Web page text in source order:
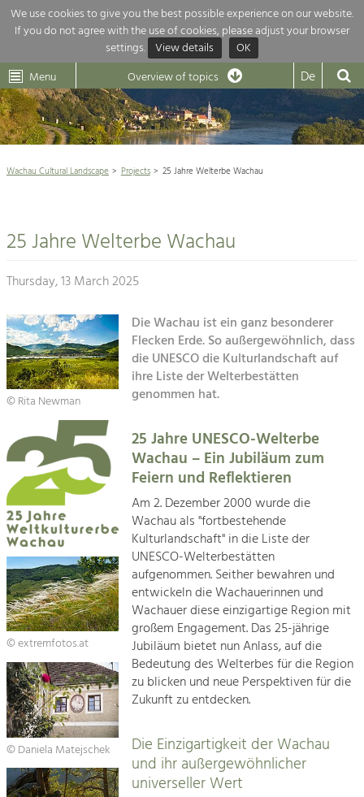
We use cookies to give you the best possible experience on our website.
If you do not agree with the use of cookies, please adjust your browser
settings. View details OK
Dunkelsteinerwald
Wachau
Cultural
Landscape
Dunkelsteinerwald Klima
Menu Overview of topics De
News
Wachau Cultural Landscape 
Rückblick 25 Jahre Jubiläum
Architecture
Agriculture & Tourism
Projects
Kirchen am Fluss
Impressum
Kontakt
Overview of topics
Development within our region is extremely diverse. Which is why we
provide you with an overview of our main topics here. For more
information, simply click on the topic to see all projects in this context.
Maintenance, Regulation and Further
Building Culture
Agriculture & Forestry
Managing and Caring for the Cultural
Landscape.
Tourism
Offer Development and Positioning
Art & Culture
Crafts, Science and Research.
Social Affairs, Education
& Identity
Equality, Youth and Integration.
Mobility & Energy
Climate Change, Public Transport and
Renewable Energy.
Economy
Increase in Regional Value Added.
Wachau Cultural Landscape Projects 25 Jahre Welterbe Wachau
25 Jahre Welterbe Wachau
Thursday, 13 March 2025
© Rita Newman
© extremfotos.at
© Daniela Matejschek
Die Wachau ist ein ganz besonderer
Flecken Erde. So außergewöhnlich, dass
die UNESCO die Kulturlandschaft auf
ihre Liste der Welterbestätten
genommen hat.
25 Jahre UNESCO-Welterbe
Wachau – Ein Jubiläum zum
Feiern und Reflektieren
Am 2. Dezember 2000 wurde die
Wachau als "fortbestehende
Kulturlandschaft" in die Liste der
UNESCO-Welterbestätten
aufgenommen. Seither bewahren und
entwickeln die Wachauerinnen und
Wachauer diese einzigartige Region mit
großem Engagement. Das 25-jährige
Jubiläum bietet nun Anlass, auf die
Bedeutung des Welterbes für die Region
zu blicken und neue Perspektiven für die
Zukunft zu entdecken.
Die Einzigartigkeit der Wachau
und ihr außergewöhnlicher
universeller Wert